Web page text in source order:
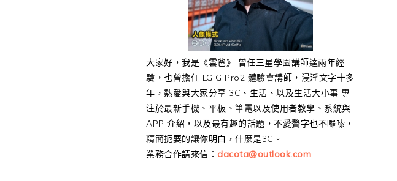
大家好，我是《雲爸》 曾任三星學園講師達兩年經
驗，也曾擔任 LG G Pro2 體驗會講師，浸淫文字十多
年，熱愛與大家分享 3C、生活、以及生活大小事 專
注於最新手機、平板、筆電以及使用者教學、系統與
APP 介紹，以及最有趣的話題，不愛贅字也不囉嗦，
精簡扼要的讓你明白，什麼是3C。
業務合作請來信： dacota@outlook.com